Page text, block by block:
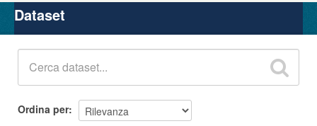
Organizzazioni
Gruppi
Dataset
Ordina per